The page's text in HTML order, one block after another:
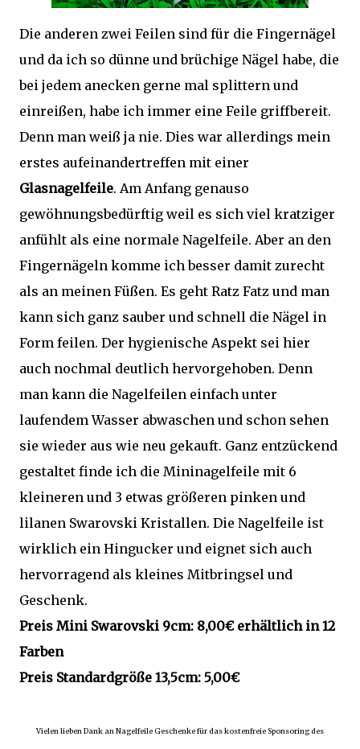
Die anderen zwei Feilen sind für die Fingernägel
und da ich so dünne und brüchige Nägel habe, die
bei jedem anecken gerne mal splittern und
einreißen, habe ich immer eine Feile griffbereit.
Denn man weiß ja nie. Dies war allerdings mein
erstes aufeinandertreffen mit einer
Glasnagelfeile. Am Anfang genauso
gewöhnungsbedürftig weil es sich viel kratziger
anfühlt als eine normale Nagelfeile. Aber an den
Fingernägeln komme ich besser damit zurecht
als an meinen Füßen. Es geht Ratz Fatz und man
kann sich ganz sauber und schnell die Nägel in
Form feilen. Der hygienische Aspekt sei hier
auch nochmal deutlich hervorgehoben. Denn
man kann die Nagelfeilen einfach unter
laufendem Wasser abwaschen und schon sehen
sie wieder aus wie neu gekauft. Ganz entzückend
gestaltet finde ich die Mininagelfeile mit 6
kleineren und 3 etwas größeren pinken und
lilanen Swarovski Kristallen. Die Nagelfeile ist
wirklich ein Hingucker und eignet sich auch
hervorragend als kleines Mitbringsel und
Geschenk.
Preis Mini Swarovski 9cm: 8,00€ erhältlich in 12
Farben
Preis Standardgröße 13,5cm: 5,00€
Vielen lieben Dank an Nagelfeile Geschenke für das kostenfreie Sponsoring des